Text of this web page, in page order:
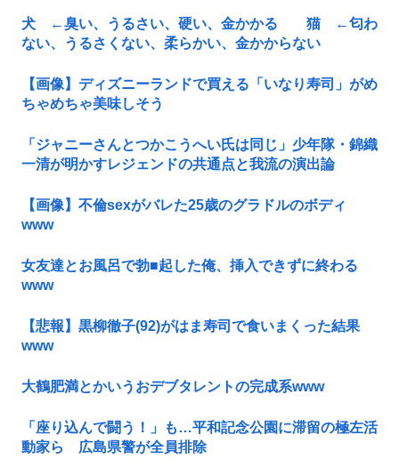
犬 ←臭い、うるさい、硬い、金かかる 猫 ←匂わ
ない、うるさくない、柔らかい、金かからない
【画像】ディズニーランドで買える「いなり寿司」がめ
ちゃめちゃ美味しそう
「ジャニーさんとつかこうへい氏は同じ」少年隊・錦織
一清が明かすレジェンドの共通点と我流の演出論
【画像】不倫sexがバレた25歳のグラドルのボディ
www
女友達とお風呂で勃■起した俺、挿入できずに終わる
www
【悲報】黒柳徹子(92)がはま寿司で食いまくった結果
www
大鶴肥満とかいうおデブタレントの完成系www
「座り込んで闘う！」も…平和記念公園に滞留の極左活
動家ら 広島県警が全員排除